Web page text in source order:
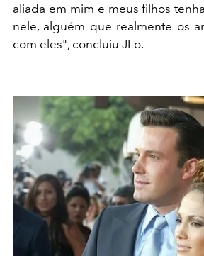
aliada em mim e meus filhos
nele, alguém que realmente os
com eles", concluiu JLo.